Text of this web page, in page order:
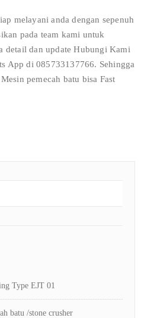
melayani anda dengan sepenuh
pada team kami untuk
detail dan update Hubungi Kami
App di 085733137766. Sehingga
pemecah batu bisa Fast
Type EJT 01
batu /stone crusher